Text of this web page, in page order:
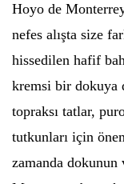
Hoyo de
nefes alışta size
hissedilen hafif
kremsi bir dokuya
topraksı tatlar,
tutkunları için
zamanda